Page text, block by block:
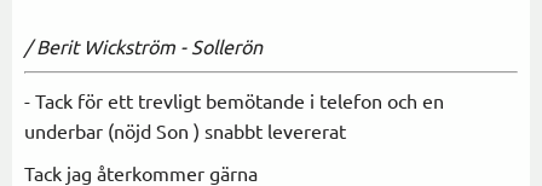
/ Berit Wickström - Sollerön
- Tack för ett trevligt bemötande i telefon och en
underbar (nöjd Son ) snabbt levererat
Tack jag återkommer gärna